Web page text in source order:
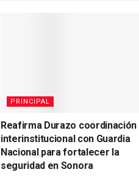
PRINCIPAL
Reafirma Durazo coordinación
interinstitucional con Guardia
Nacional para fortalecer la
seguridad en Sonora